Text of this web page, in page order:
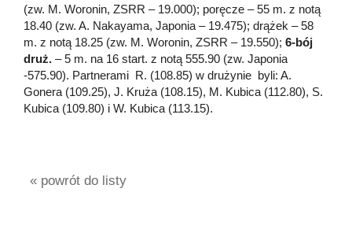
(zw. M. Woronin, ZSRR – 19.000); poręcze – 55 m. z notą
18.40 (zw. A. Nakayama, Japonia – 19.475); drążek – 58
m. z notą 18.25 (zw. M. Woronin, ZSRR – 19.550); 6-bój
druż. – 5 m. na 16 start. z notą 555.90 (zw. Japonia
-575.90). Partnerami R. (108.85) w drużynie byli: A.
Gonera (109.25), J. Kruża (108.15), M. Kubica (112.80), S.
Kubica (109.80) i W. Kubica (113.15).
« powrót do listy